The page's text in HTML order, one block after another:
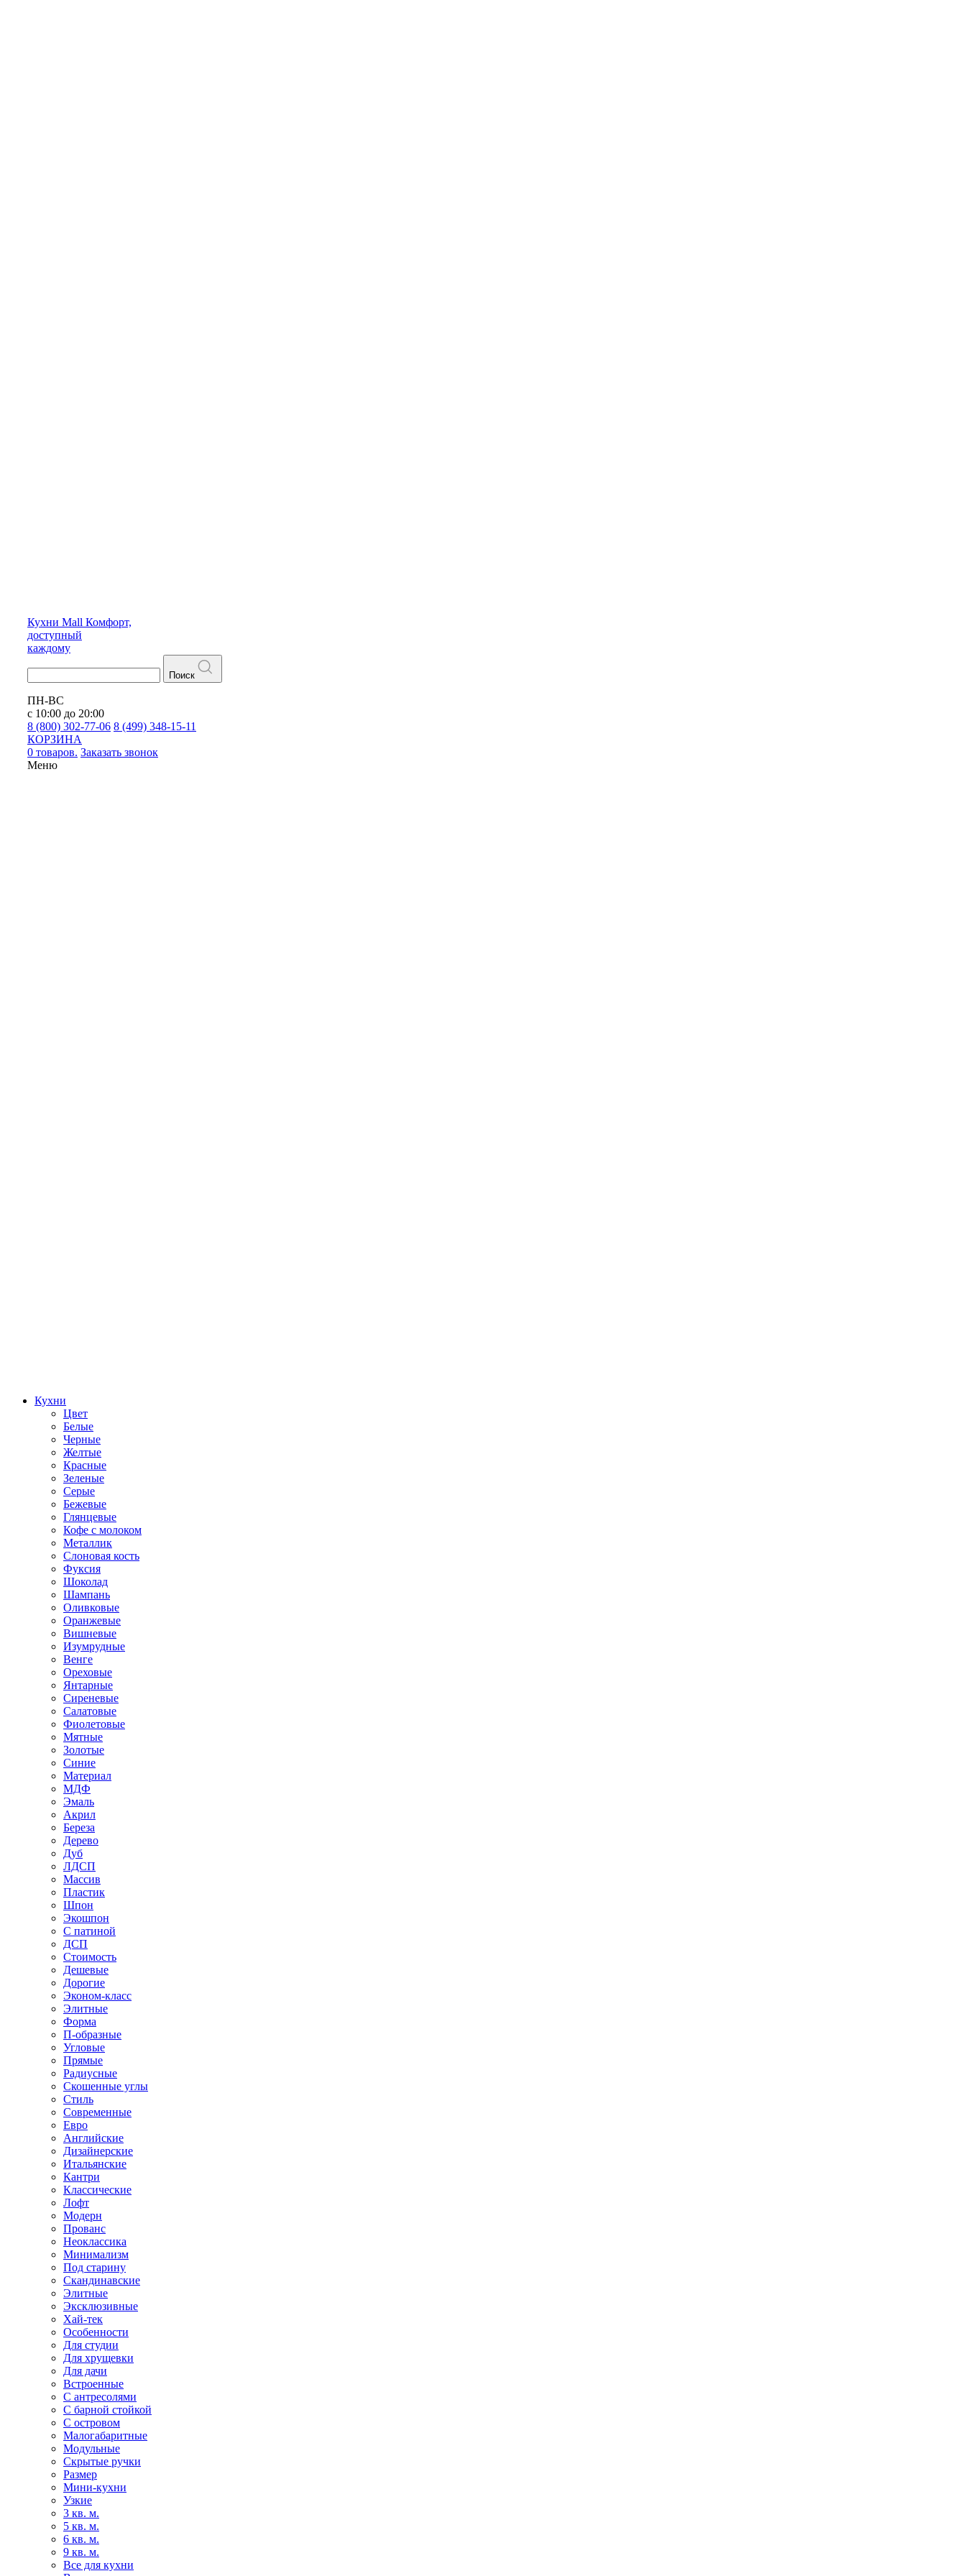
Кухни Mall Комфорт,
доступный
каждому
Поиск
ПН-ВС
с 10:00 до 20:00
8 (800) 302-77-06 8 (499) 348-15-11
КОРЗИНА
0 товаров. Заказать звонок
Меню
Кухни
Цвет
Белые
Черные
Желтые
Красные
Зеленые
Серые
Бежевые
Глянцевые
Кофе с молоком
Металлик
Слоновая кость
Фуксия
Шоколад
Шампань
Оливковые
Оранжевые
Вишневые
Изумрудные
Венге
Ореховые
Янтарные
Сиреневые
Салатовые
Фиолетовые
Мятные
Золотые
Синие
Материал
МДФ
Эмаль
Акрил
Береза
Дерево
Дуб
ЛДСП
Массив
Пластик
Шпон
Экошпон
С патиной
ДСП
Стоимость
Дешевые
Дорогие
Эконом-класс
Элитные
Форма
П-образные
Угловые
Прямые
Радиусные
Скошенные углы
Стиль
Современные
Евро
Английские
Дизайнерские
Итальянские
Кантри
Классические
Лофт
Модерн
Прованс
Неоклассика
Минимализм
Под старину
Скандинавские
Элитные
Эксклюзивные
Хай-тек
Особенности
Для студии
Для хрущевки
Для дачи
Встроенные
С антресолями
С барной стойкой
С островом
Малогабаритные
Модульные
Скрытые ручки
Размер
Мини-кухни
Узкие
3 кв. м.
5 кв. м.
6 кв. м.
9 кв. м.
Все для кухни